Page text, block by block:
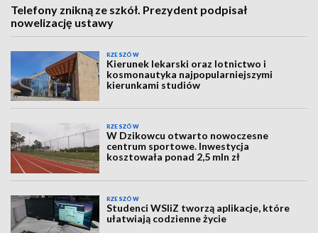
Telefony znikną ze szkół. Prezydent podpisał
nowelizację ustawy
RZESZÓW
Kierunek lekarski oraz lotnictwo i
kosmonautyka najpopularniejszymi
kierunkami studiów
RZESZÓW
W Dzikowcu otwarto nowoczesne
centrum sportowe. Inwestycja
kosztowała ponad 2,5 mln zł
RZESZÓW
Studenci WSIiZ tworzą aplikacje, które
ułatwiają codzienne życie